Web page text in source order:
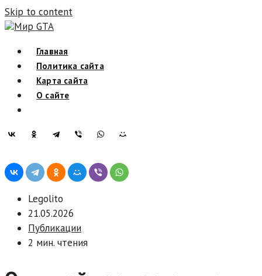
Skip to content
Мир GTA
Главная
Политика сайта
Карта сайта
О сайте
Legolito
21.05.2026
Публикации
2 мин. чтения